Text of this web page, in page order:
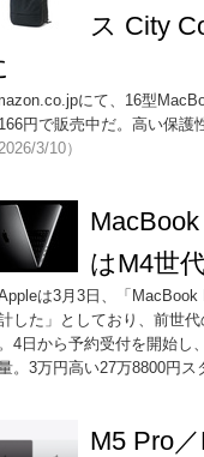
ス City
にて、16型
円で販売中だ。高い保護
2026/3/10）
はM4世
は3月3日、「
した」としており、前世
4日から予約受付を開始し
。3万円高い27万8800円ス
M5 Pro